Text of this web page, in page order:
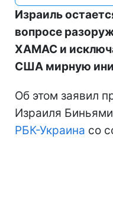
Израиль
вопросе
ХАМАС и
США мирную
Об этом заявил
Израиля
РБК-Украина со